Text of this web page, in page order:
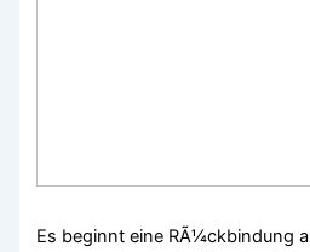
Es beginnt eine RÃ¼ckbindung